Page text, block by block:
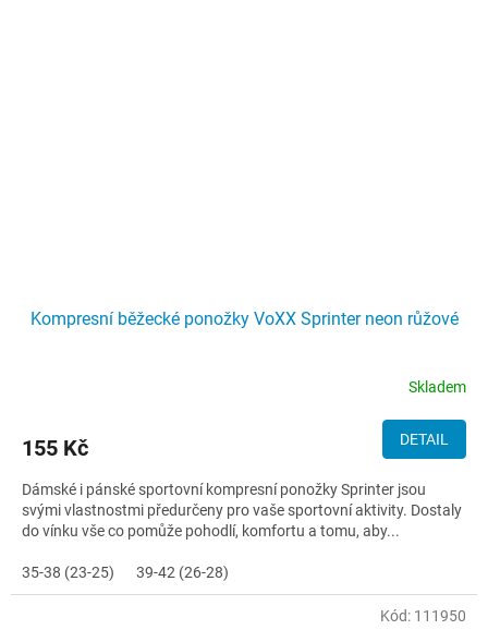
Kompresní běžecké ponožky VoXX Sprinter neon růžové
Skladem
155 Kč DETAIL
Dámské i pánské sportovní kompresní ponožky Sprinter jsou
svými vlastnostmi předurčeny pro vaše sportovní aktivity. Dostaly
do vínku vše co pomůže pohodlí, komfortu a tomu, aby...
35-38 (23-25) 39-42 (26-28)
Kód: 111950